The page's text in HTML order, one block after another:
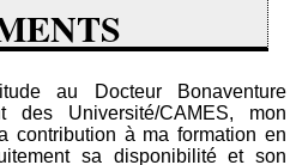
au Docteur Bonaventure
des Université/CAMES, mon
contribution à ma formation en
sa disponibilité et son